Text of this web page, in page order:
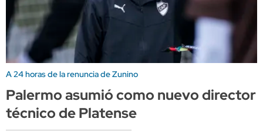
A 24 horas de la renuncia de Zunino
Palermo asumió como nuevo director
técnico de Platense